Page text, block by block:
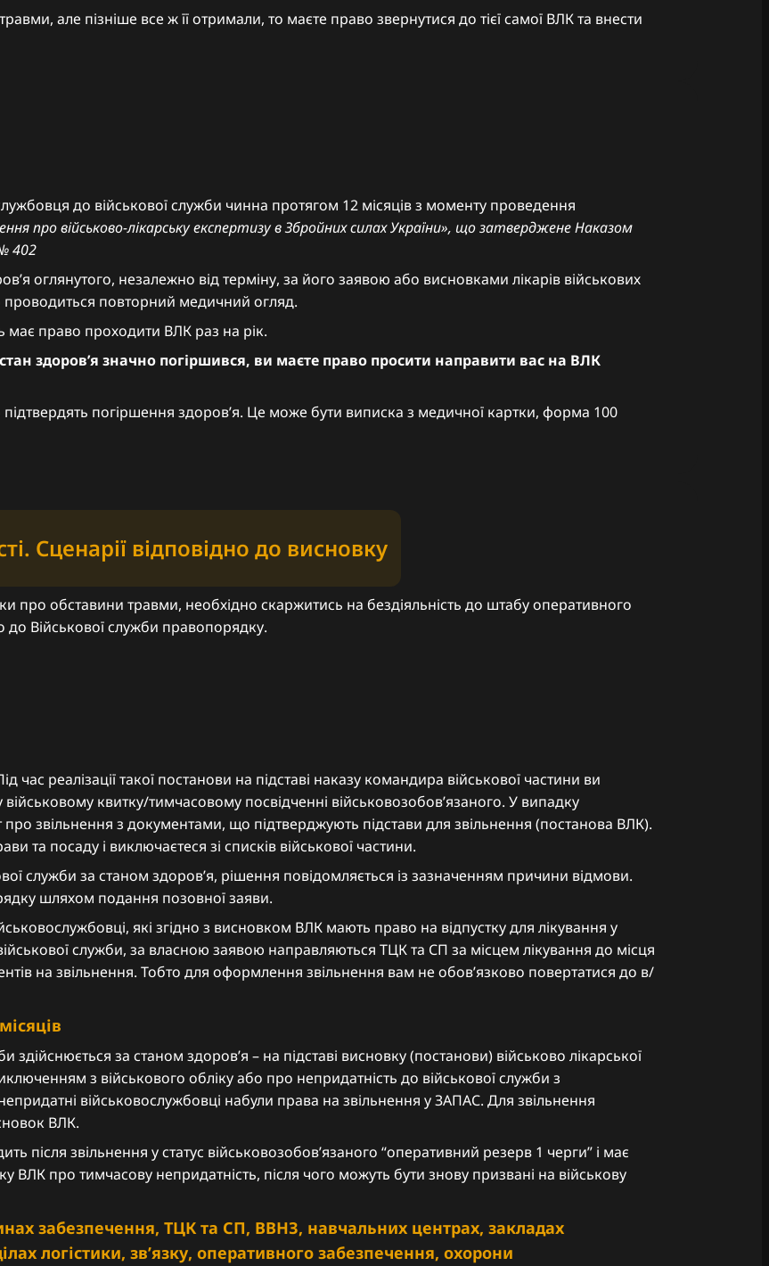
але пізніше все ж її отримали, то маєте право звернутися до тієї самої ВЛК та внести
до військової служби чинна протягом 12 місяців з моменту проведення
про військово-лікарську експертизу в Збройних силах України», що затверджене Наказом
402
оглянутого, незалежно від терміну, за його заявою або висновками лікарів військових
проводиться повторний медичний огляд.
право проходити ВЛК раз на рік.
здоров’я значно погіршився, ви маєте право просити направити вас на ВЛК
погіршення здоров’я. Це може бути виписка з медичної картки, форма 100
Сценарії відповідно до висновку
про обставини травми, необхідно скаржитись на бездіяльність до штабу оперативного
Військової служби правопорядку.
час реалізації такої постанови на підставі наказу командира військової частини ви
квитку/тимчасовому посвідченні військовозобов’язаного. У випадку
про звільнення з документами, що підтверджують підстави для звільнення (постанова ВЛК).
та посаду і виключаєтеся зі списків військової частини.
служби за станом здоров’я, рішення повідомляється із зазначенням причини відмови.
шляхом подання позовної заяви.
які згідно з висновком ВЛК мають право на відпустку для лікування у
служби, за власною заявою направляються ТЦК та СП за місцем лікування до місця
на звільнення. Тобто для оформлення звільнення вам не обовʼязково повертатися до в/
здійснюється за станом здоров’я – на підставі висновку (постанови) військово лікарської
з військового обліку або про непридатність до військової служби з
військовослужбовці набули права на звільнення у ЗАПАС. Для звільнення
ВЛК.
після звільнення у статус військовозобовʼязаного “оперативний резерв 1 черги” і має
ВЛК про тимчасову непридатність, після чого можуть бути знову призвані на військову
забезпечення, ТЦК та СП, ВВНЗ, навчальних центрах, закладах
логістики, зв’язку, оперативного забезпечення, охорони